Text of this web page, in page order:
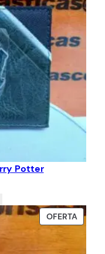
Potter
OFERTA
EN